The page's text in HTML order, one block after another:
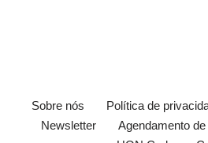
Sobre nós Política de
Newsletter
Agendamento